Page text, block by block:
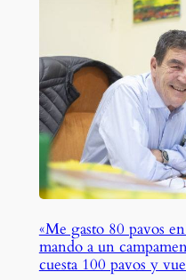
«Me gasto 80 pavos
mando a un
cuesta 100 pavos y